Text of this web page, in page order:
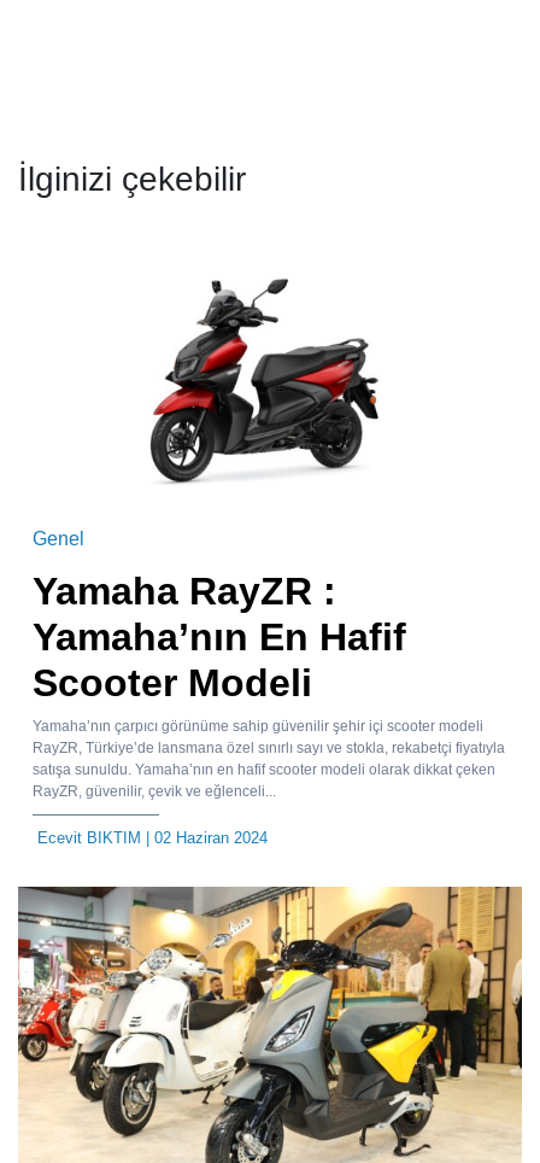
İlginizi çekebilir
Genel
Yamaha RayZR :
Yamaha’nın En Hafif
Scooter Modeli
Yamaha’nın çarpıcı görünüme sahip güvenilir şehir içi scooter modeli
RayZR, Türkiye’de lansmana özel sınırlı sayı ve stokla, rekabetçi fiyatıyla
satışa sunuldu. Yamaha’nın en hafif scooter modeli olarak dikkat çeken
RayZR, güvenilir, çevik ve eğlenceli...
Ecevit BIKTIM | 02 Haziran 2024